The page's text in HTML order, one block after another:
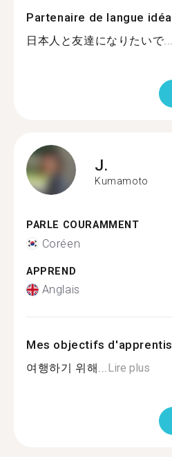
Partenaire de langue
日本人と友達になりたいで...
J.
Kumamoto
PARLE COURAMMENT
Coréen
APPREND
Anglais
Mes objectifs
여행하기 위해...Lire plus